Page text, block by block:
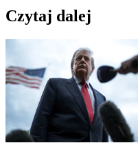
Czytaj dalej